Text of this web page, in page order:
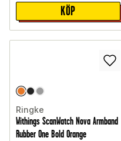
KÖP
Ringke
Withings ScanWatch Nova Armband
Rubber One Bold Orange